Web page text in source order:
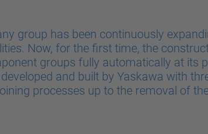
group has been continuously
Now, for the first time, the
groups fully automatically at its
and built by Yaskawa with
processes up to the removal of